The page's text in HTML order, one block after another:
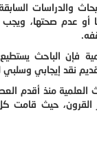
والدراسات
أو عدم صحتها، ويجب
فإن الباحث
نقد إيجابي وسلبي
العلمية منذ أقدم
القرون، حيث قامت